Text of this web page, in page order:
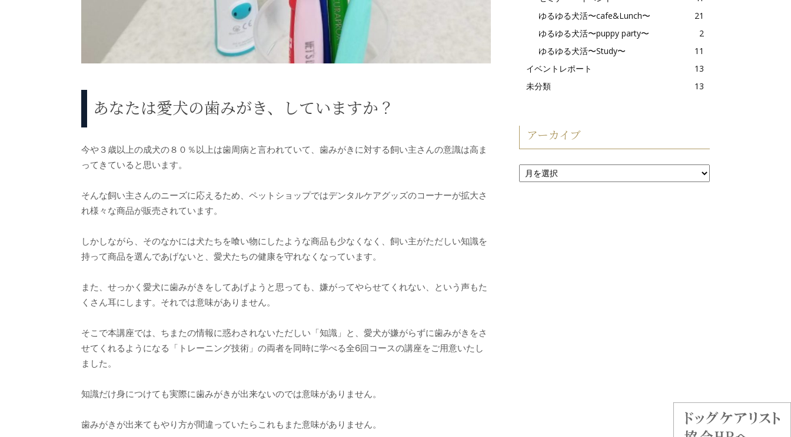
あなたは愛犬の歯みがき、していますか？
今や３歳以上の成犬の８０％以上は歯周病と言われていて、歯みがきに対する飼い主さんの意識は高ま
ってきていると思います。
そんな飼い主さんのニーズに応えるため、ペットショップではデンタルケアグッズのコーナーが拡大さ
れ様々な商品が販売されています。
しかしながら、そのなかには犬たちを喰い物にしたような商品も少なくなく、飼い主がただしい知識を
持って商品を選んであげないと、愛犬たちの健康を守れなくなっています。
また、せっかく愛犬に歯みがきをしてあげようと思っても、嫌がってやらせてくれない、という声もた
くさん耳にします。それでは意味がありません。
そこで本講座では、ちまたの情報に惑わされないただしい「知識」と、愛犬が嫌がらずに歯みがきをさ
せてくれるようになる「トレーニング技術」の両者を同時に学べる全6回コースの講座をご用意いたし
ました。
知識だけ身につけても実際に歯みがきが出来ないのでは意味がありません。
歯みがきが出来てもやり方が間違っていたらこれもまた意味がありません。
ゆるゆる犬活〜cafe&Lunch〜
21
ゆるゆる犬活〜puppy party〜
2
ゆるゆる犬活〜Study〜
11
イベントレポート
13
未分類
13
アーカイブ
ア
ー